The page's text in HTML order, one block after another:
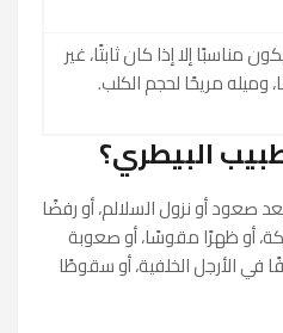
مناسبًا إلا إذا كان ثابتًا، غير
وميله مريحًا لحجم الكلب.
البيطري؟
صعود أو نزول السلالم، أو رفضًا
أو ظهرًا مقوسًا، أو صعوبة
في الأرجل الخلفية، أو سقوطًا